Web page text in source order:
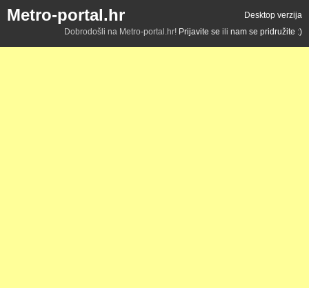
Metro-portal.hr
Desktop verzija
Dobrodošli na Metro-portal.hr! Prijavite se ili nam se pridružite :)